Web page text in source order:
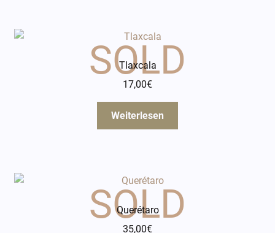
Tlaxcala
17,00€
Weiterlesen
Querétaro
35,00€